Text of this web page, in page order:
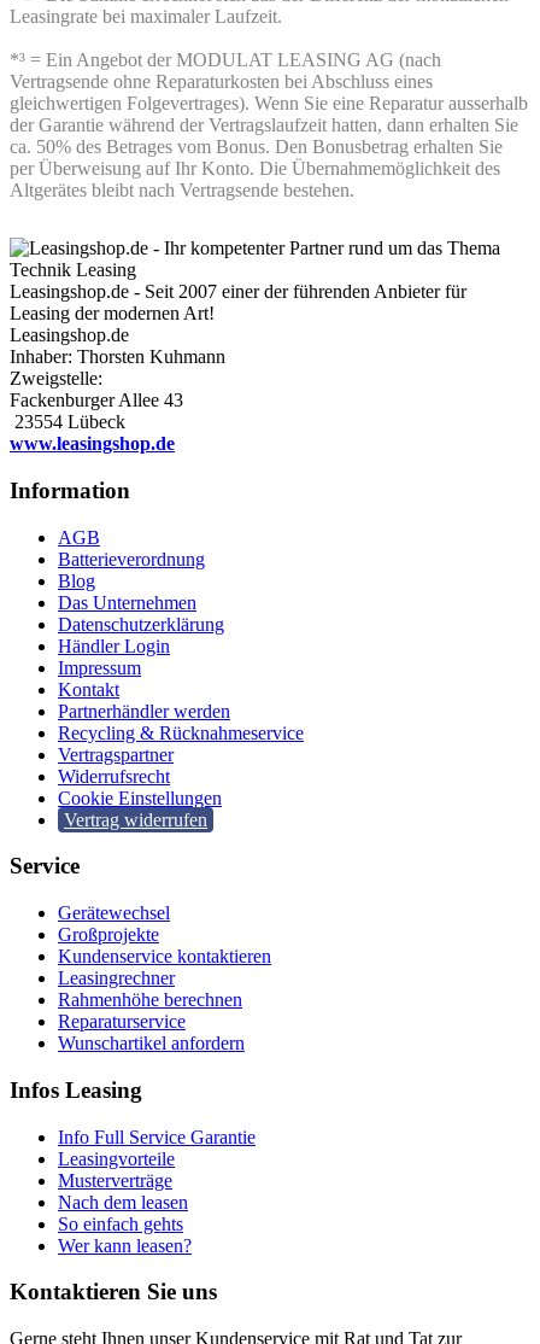
Leasingrate bei maximaler Laufzeit.
*³ = Ein Angebot der MODULAT LEASING AG (nach
Vertragsende ohne Reparaturkosten bei Abschluss eines
gleichwertigen Folgevertrages). Wenn Sie eine Reparatur ausserhalb
der Garantie während der Vertragslaufzeit hatten, dann erhalten Sie
ca. 50% des Betrages vom Bonus. Den Bonusbetrag erhalten Sie
per Überweisung auf Ihr Konto. Die Übernahmemöglichkeit des
Altgerätes bleibt nach Vertragsende bestehen.
Leasingshop.de - Seit 2007 einer der führenden Anbieter für
Leasing der modernen Art!
Leasingshop.de
Inhaber: Thorsten Kuhmann
Zweigstelle:
Fackenburger Allee 43
23554 Lübeck
www.leasingshop.de
Information
AGB
Batterieverordnung
Blog
Das Unternehmen
Datenschutzerklärung
Händler Login
Impressum
Kontakt
Partnerhändler werden
Recycling & Rücknahmeservice
Vertragspartner
Widerrufsrecht
Cookie Einstellungen
Vertrag widerrufen
Service
Gerätewechsel
Großprojekte
Kundenservice kontaktieren
Leasingrechner
Rahmenhöhe berechnen
Reparaturservice
Wunschartikel anfordern
Infos Leasing
Info Full Service Garantie
Leasingvorteile
Musterverträge
Nach dem leasen
So einfach gehts
Wer kann leasen?
Kontaktieren Sie uns
Gerne steht Ihnen unser Kundenservice mit Rat und Tat zur